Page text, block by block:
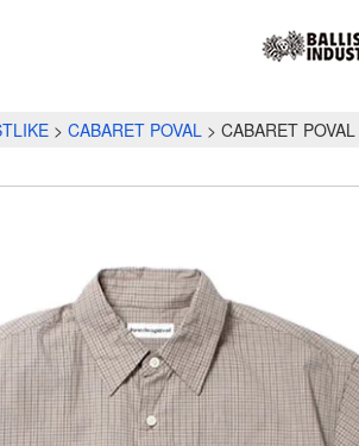
CABARET POVAL CABARET